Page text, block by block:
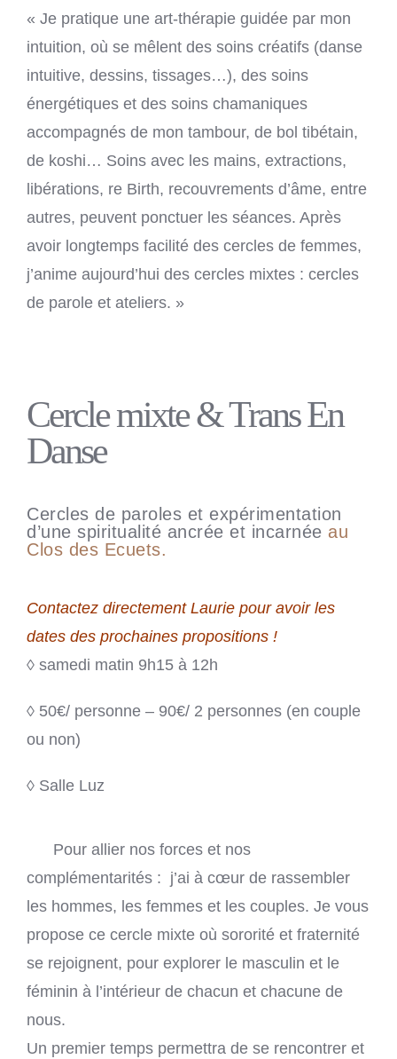
« Je pratique une art-thérapie guidée par mon
intuition, où se mêlent des soins créatifs (danse
intuitive, dessins, tissages…), des soins
énergétiques et des soins chamaniques
accompagnés de mon tambour, de bol tibétain,
de koshi… Soins avec les mains, extractions,
libérations, re Birth, recouvrements d’âme, entre
autres, peuvent ponctuer les séances. Après
avoir longtemps facilité des cercles de femmes,
j’anime aujourd’hui des cercles mixtes : cercles
de parole et ateliers. »
Cercle mixte & Trans En
Danse
Cercles de paroles et expérimentation
d’une spiritualité ancrée et incarnée au
Clos des Ecuets.
Contactez directement Laurie pour avoir les
dates des prochaines propositions !
◊ samedi matin 9h15 à 12h
◊ 50€/ personne – 90€/ 2 personnes (en couple
ou non)
◊ Salle Luz
Pour allier nos forces et nos
complémentarités : j’ai à cœur de rassembler
les hommes, les femmes et les couples. Je vous
propose ce cercle mixte où sororité et fraternité
se rejoignent, pour explorer le masculin et le
féminin à l’intérieur de chacun et chacune de
nous.
Un premier temps permettra de se rencontrer et